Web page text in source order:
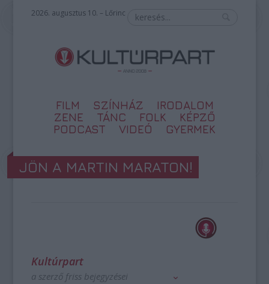
2026. augusztus 10. – Lőrinc
FILM SZÍNHÁZ
IRODALOM
ZENE
TÁNC FOLK
KÉPZŐ
PODCAST
VIDEÓ GYERMEK
JÖN A MARTIN MARATON!
Kultúrpart
a szerző friss bejegyzései